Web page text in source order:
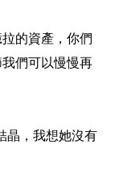
的資產，你們
們可以慢慢再
晶，我想她沒有